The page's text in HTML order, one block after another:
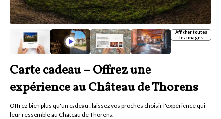
Afficher toutes
les images
Carte cadeau – Offrez une
expérience au Château de Thorens
Offrez bien plus qu'un cadeau : laissez vos proches choisir l'expérience qui
leur ressemble au Château de Thorens.